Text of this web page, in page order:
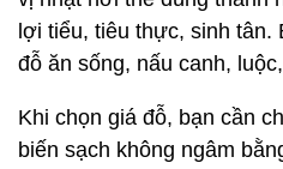
lợi tiểu, tiêu thực, sinh tân.
đỗ ăn sống, nấu canh,
Khi chọn giá đỗ, bạn cần
biến sạch không ngâm